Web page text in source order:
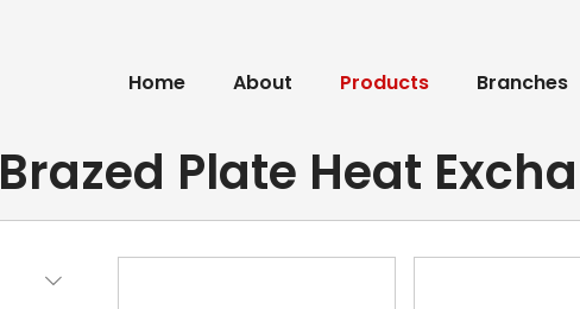
Home About Products Branches
Brazed Plate Heat